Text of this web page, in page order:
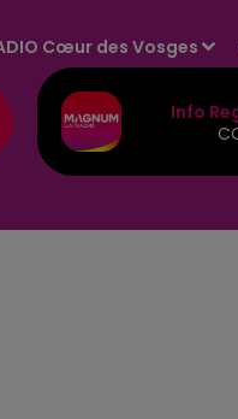
Cœur des Vosges
Info